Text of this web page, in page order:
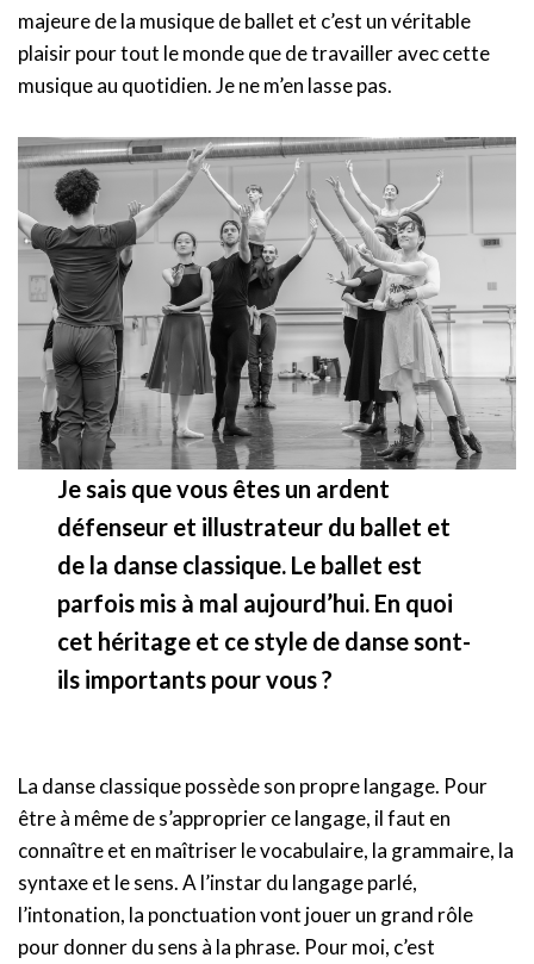
majeure de la musique de ballet et c’est un véritable
plaisir pour tout le monde que de travailler avec cette
musique au quotidien. Je ne m’en lasse pas.
Je sais que vous êtes un ardent
défenseur et illustrateur du ballet et
de la danse classique. Le ballet est
parfois mis à mal aujourd’hui. En quoi
cet héritage et ce style de danse sont-
ils importants pour vous ?
La danse classique possède son propre langage. Pour
être à même de s’approprier ce langage, il faut en
connaître et en maîtriser le vocabulaire, la grammaire, la
syntaxe et le sens. A l’instar du langage parlé,
l’intonation, la ponctuation vont jouer un grand rôle
pour donner du sens à la phrase. Pour moi, c’est